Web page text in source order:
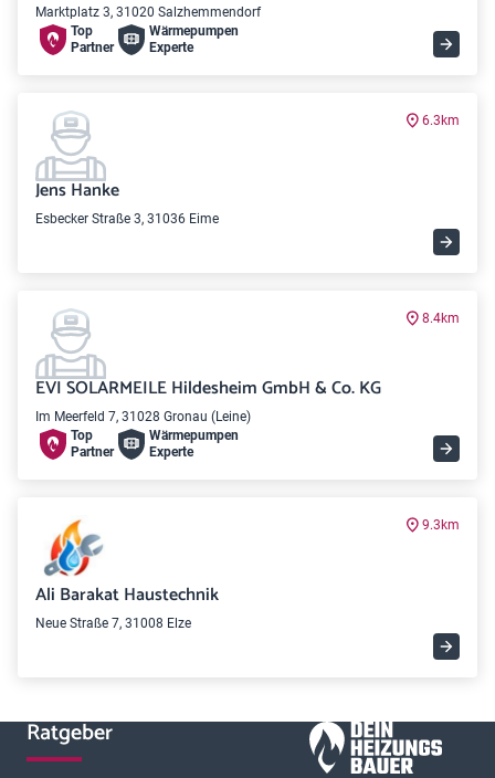
Marktplatz 3, 31020 Salzhemmendorf
Top
Partner
Wärme­pumpen
Experte
6.3km
Jens Hanke
Esbecker Straße 3, 31036 Eime
8.4km
EVI SOLARMEILE Hildesheim GmbH & Co. KG
Im Meerfeld 7, 31028 Gronau (Leine)
Top
Partner
Wärme­pumpen
Experte
9.3km
Ali Barakat Haustechnik
Neue Straße 7, 31008 Elze
Ratgeber